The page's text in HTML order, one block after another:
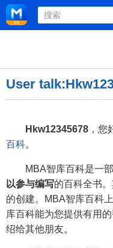
User
Hkw12345678 ，您
百科。
MBA智库百科是一部
以参与编写的百科全书
的创建。MBA智库百科
库百科能为您提供有用
绍给其他朋友。